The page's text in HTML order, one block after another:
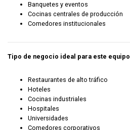
Banquetes y eventos
Cocinas centrales de producción
Comedores institucionales
Tipo de negocio ideal para este equipo
Restaurantes de alto tráfico
Hoteles
Cocinas industriales
Hospitales
Universidades
Comedores corporativos